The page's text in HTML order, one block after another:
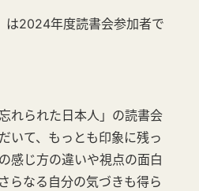
は2024年度読書会参加者で
れられた日本人」の読書会
いて、もっとも印象に残っ
感じ方の違いや視点の面白
らなる自分の気づきも得ら